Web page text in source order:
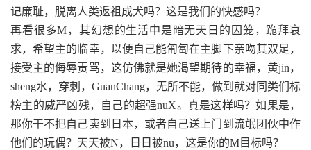
记廉耻，脱离人类返祖成犬吗？这是我们的快感吗？
再看很多M，其幻想的生活中是暗无天日的囚笼，跪拜哀
求，希望主的临幸，以便自己能匍匐在主脚下亲吻其双足，
接受主的侮辱责骂，这仿佛就是她渴望期待的幸福，黄jin，
sheng水，穿刺，GuanChang，无所不能，做到就对同类们标
榜主的威严凶残，自己的超强nuX。真是这样吗？如果是，
那你干不把自己卖到日本，或者自己送上门到流氓团伙中作
他们的玩偶？天天被N，日日被nu，这是你的M目标吗？